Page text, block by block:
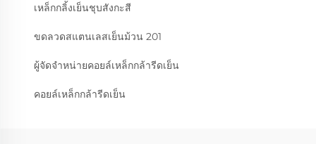
เหล็กกลิ้งเย็นชุบสังกะสี
ขดลวดสแตนเลสเย็นม้วน 201
ผู้จัดจำหน่ายคอยล์เหล็กกล้ารีดเย็น
คอยล์เหล็กกล้ารีดเย็น